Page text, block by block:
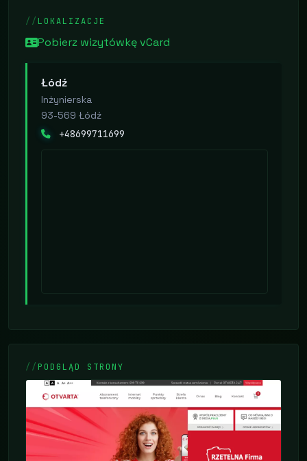
LOKALIZACJE
Pobierz wizytówkę vCard
Łódź
Inżynierska
93-569 Łódź
+48699711699
PODGLĄD STRONY